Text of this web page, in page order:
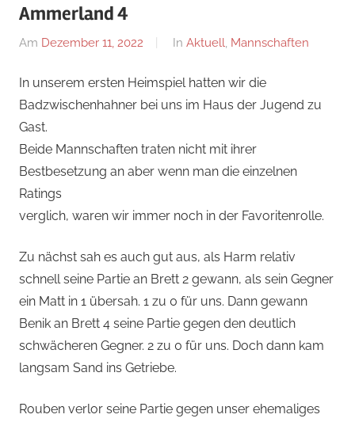
Ammerland 4
Am Dezember 11, 2022
Von
Wolter
In Aktuell, Mannschaften
In unserem ersten Heimspiel hatten wir die
Badzwischenhahner bei uns im Haus der Jugend zu
Gast.
Beide Mannschaften traten nicht mit ihrer
Bestbesetzung an aber wenn man die einzelnen
Ratings
verglich, waren wir immer noch in der Favoritenrolle.
Zu nächst sah es auch gut aus, als Harm relativ
schnell seine Partie an Brett 2 gewann, als sein Gegner
ein Matt in 1 übersah. 1 zu 0 für uns. Dann gewann
Benik an Brett 4 seine Partie gegen den deutlich
schwächeren Gegner. 2 zu 0 für uns. Doch dann kam
langsam Sand ins Getriebe.
Rouben verlor seine Partie gegen unser ehemaliges